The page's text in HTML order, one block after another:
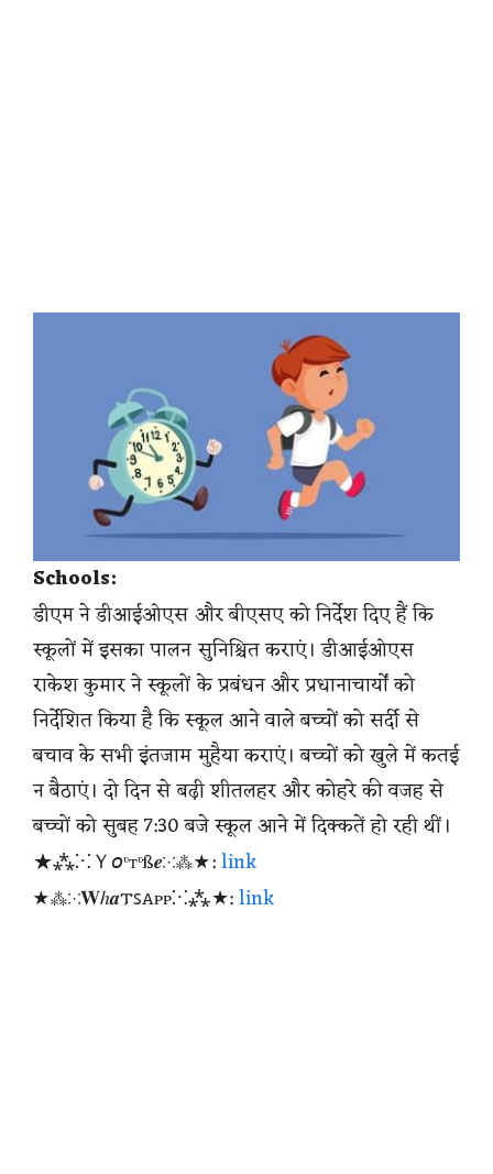
Schools:
डीएम ने डीआईओएस और बीएसए को निर्देश दिए हैं कि
स्कूलों में इसका पालन सुनिश्चित कराएं। डीआईओएस
राकेश कुमार ने स्कूलों के प्रबंधन और प्रधानाचार्यों को
निर्देशित किया है कि स्कूल आने वाले बच्चों को सर्दी से
बचाव के सभी इंतजाम मुहैया कराएं। बच्चों को खुले में कतई
न बैठाएं। दो दिन से बढ़ी शीतलहर और कोहरे की वजह से
बच्चों को सुबह 7:30 बजे स्कूल आने में दिक्कतें हो रही थीं।
★⁂⁙Ｙ𝘰ᶹтᶹß𝒆⁙⁂★:link
★⁂⁙𝐖ℎ𝒂𐍄ꜱꭺᴩᴩ⁙⁂★:link